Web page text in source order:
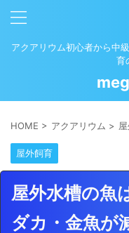
アクアリウム初心者から中
育
HOME > アクアリウム >
屋外飼育
屋外水槽の魚
ダカ・金魚が